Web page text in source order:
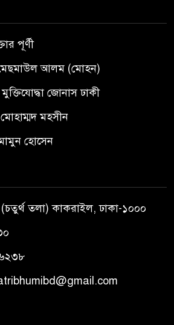
পূর্ণী
মেছমাউল আলম (মোহন)
জোনাস ঢাকী
মহসীন
হোসেন
তলা) কাকরাইল, ঢাকা-১০০০